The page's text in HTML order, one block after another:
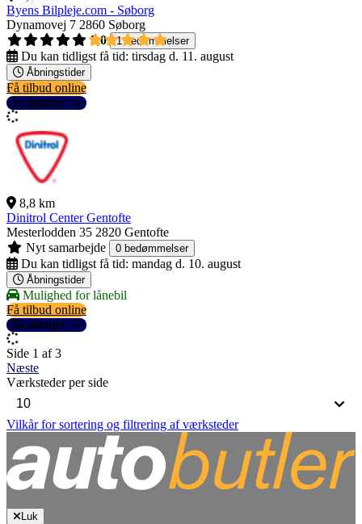
Byens Bilpleje.com - Søborg
Dynamovej 7 2860 Søborg
5,0
1 bedømmelser
Du kan tidligst få tid: tirsdag d. 11. august
Åbningstider
Få tilbud online
Se detaljer
8,8 km
Dinitrol Center Gentofte
Mesterlodden 35 2820 Gentofte
Nyt samarbejde
0 bedømmelser
Du kan tidligst få tid: mandag d. 10. august
Åbningstider
Mulighed for lånebil
Få tilbud online
Se detaljer
Side 1 af 3
Næste
Værksteder per side
Vilkår for sortering og filtrering af værksteder
Luk